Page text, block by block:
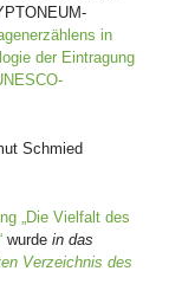
in
der Eintragung
Schmied
„Die Vielfalt des
wurde in das
Verzeichnis des